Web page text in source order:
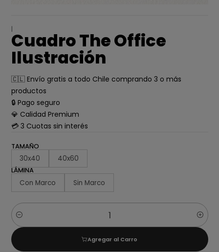
|
Cuadro The Office
Ilustración
🇨🇱 Envío gratis a todo Chile comprando 3 o más
productos
🔒 Pago seguro
💎 Calidad Premium
💳 3 Cuotas sin interés
TAMAÑO
30x40 40x60
LÁMINA
Con Marco Sin Marco
Cantidad
Agregar al Carro